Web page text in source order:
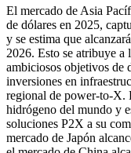
El mercado de Asia
de dólares en 2025,
y se estima que
2026. Esto se atribuye a
ambiciosos objetivos de
inversiones en
regional de power-to-X.
hidrógeno del mundo y
soluciones P2X a su
mercado de Japón